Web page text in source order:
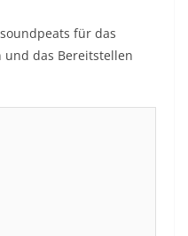
für das
und das Bereitstellen